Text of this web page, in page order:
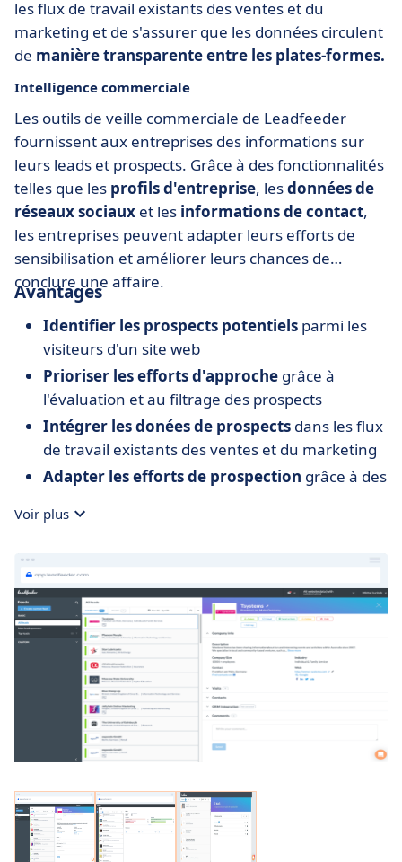
les flux de travail existants des ventes et du
marketing et de s'assurer que les données circulent
de manière transparente entre les plates-formes.
Intelligence commerciale
Les outils de veille commerciale de Leadfeeder
fournissent aux entreprises des informations sur
leurs leads et prospects. Grâce à des fonctionnalités
telles que les profils d'entreprise, lesdonnées de
réseaux sociaux et les informations de contact,
les entreprises peuvent adapter leurs efforts de
sensibilisation et améliorer leurs chances de
conclure une affaire.
Avantages
Identifier les prospects potentiels parmi les
visiteurs d'un site web
Prioriser les efforts d'approche grâce à
l'évaluation et au filtrage des prospects
Intégrer les donées de prospects dans les flux
de travail existants des ventes et du marketing
Adapter les efforts de prospection grâce à des
clients potentiels
performances commerciales
Voir plus